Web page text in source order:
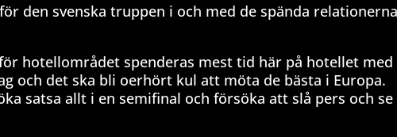
den svenska truppen i och med de spända relationerna
hotellområdet spenderas mest tid här på hotellet med
och det ska bli oerhört kul att möta de bästa i Europa.
satsa allt i en semifinal och försöka att slå pers och se